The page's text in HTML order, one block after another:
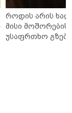
როდის არის
მისი მოშორების
უსაფრთხო გზები